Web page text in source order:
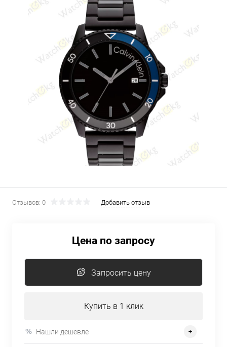
Отзывов: 0 Добавить отзыв
Цена по запросу
Запросить цену
Купить в 1 клик
Нашли дешевле